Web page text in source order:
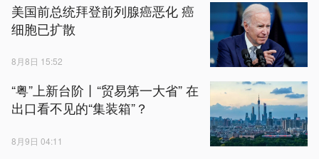
美国前总统拜登前列腺癌恶化 癌
细胞已扩散
8月8日 15:52
“粤”上新台阶丨“贸易第一大省” 在
出口看不见的“集装箱”？
8月9日 04:11